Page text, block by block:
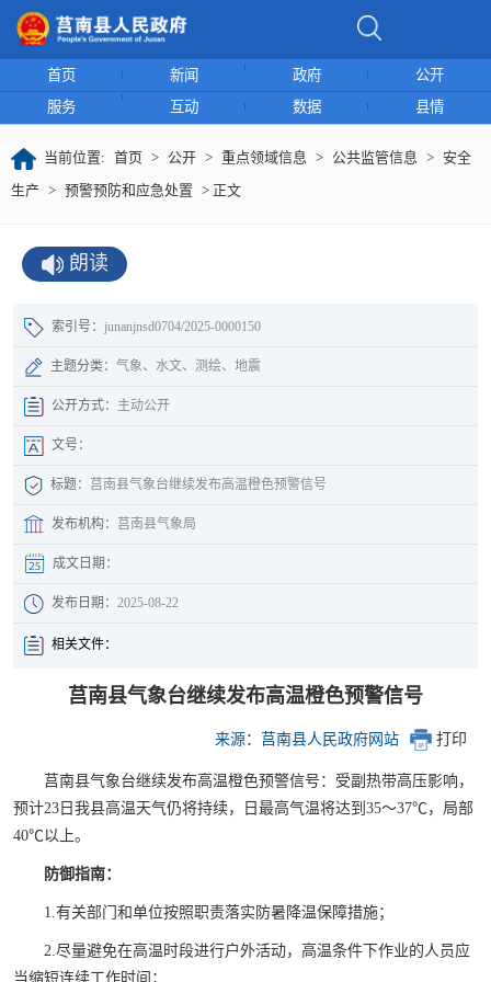
首页 新闻 政府
公开
服务
互动 数据 县情
当前位置: 首页 > 公开 > 重点领域信息 > 公共监管信息 > 安全
生产 > 预警预防和应急处置 > 正文
朗读
索引号： junanjnsd0704/2025-0000150
主题分类： 气象、水文、测绘、地震
公开方式： 主动公开
文号：
标题： 莒南县气象台继续发布高温橙色预警信号
发布机构： 莒南县气象局
成文日期：
发布日期： 2025-08-22
相关文件：
莒南县气象台继续发布高温橙色预警信号
来源：莒南县人民政府网站 打印
莒南县气象台继续发布高温橙色预警信号：受副热带高压影响，
预计23日我县高温天气仍将持续，日最高气温将达到35～37℃，局部
40℃以上。
防御指南：
1.有关部门和单位按照职责落实防暑降温保障措施；
2.尽量避免在高温时段进行户外活动，高温条件下作业的人员应
当缩短连续工作时间；